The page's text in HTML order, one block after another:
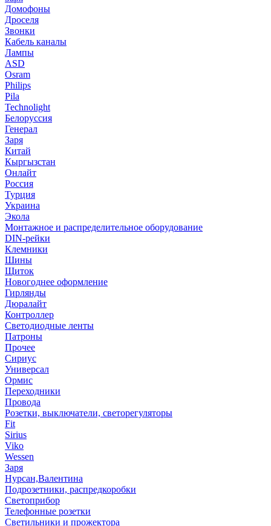
Домофоны
Дроселя
Звонки
Кабель каналы
Лампы
ASD
Osram
Philips
Pila
Technolight
Белоруссия
Генерал
Заря
Китай
Кыргызстан
Онлайт
Россия
Турция
Украина
Экола
Монтажное и распределительное оборудование
DIN-рейки
Клемники
Шины
Щиток
Новогоднее оформление
Гирлянды
Дюралайт
Контроллер
Светодиодные ленты
Патроны
Прочее
Сириус
Универсал
Ормис
Переходники
Провода
Розетки, выключатели, светорегуляторы
Fit
Sirius
Viko
Wessen
Заря
Нурсан,Валентина
Подрозетники, распредкоробки
Светоприбор
Телефонные розетки
Светильники и прожектора